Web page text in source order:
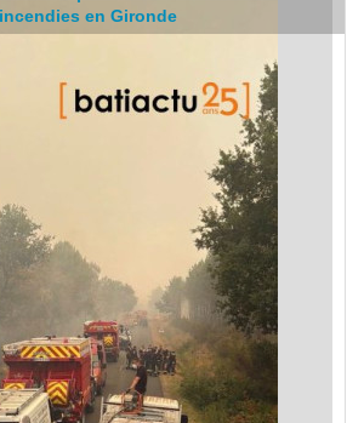
entreprises de bâtiment se
en Gironde